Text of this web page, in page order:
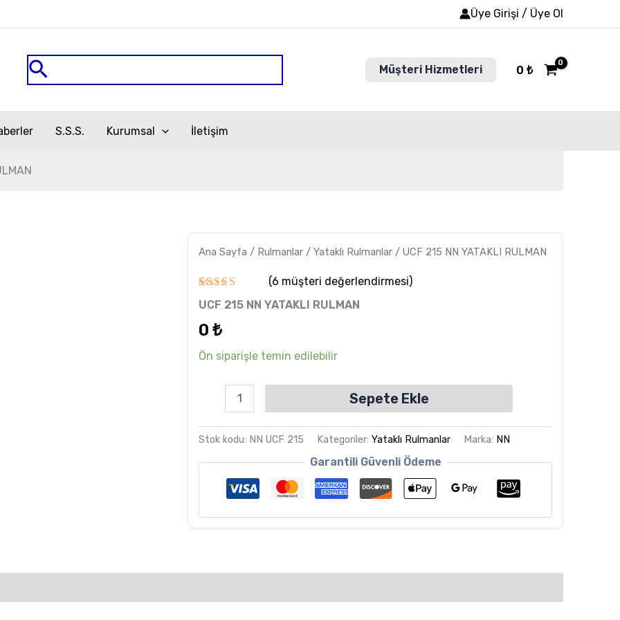
Üye Girişi / Üye Ol
Arama Müşteri Hizmetleri 0 ₺
S.S.S. Kurumsal İletişim
Ana Sayfa / Rulmanlar /Yataklı Rulmanlar / UCF 215 NN YATAKLI RULMAN
6
müşteri
puanına
5 üzerinden
aldı
(6 müşteri değerlendirmesi)
UCF 215 NN YATAKLI RULMAN
0₺
Ön siparişle temin edilebilir
215
YATAKLI
adet
Sepete Ekle
Stok kodu: NN UCF 215 Kategoriler:Yataklı Rulmanlar Marka: NN
Garantili Güvenli Ödeme